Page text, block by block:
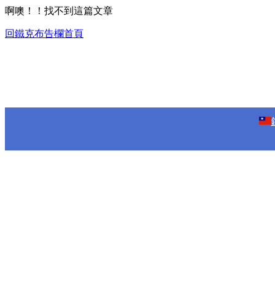
啊噢！！找不到這篇文章
回鐵克布告欄首頁